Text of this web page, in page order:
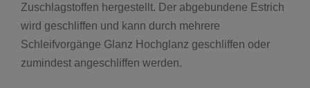
Zuschlagstoffen hergestellt. Der abgebundene Estrich
wird geschliffen und kann durch mehrere
Schleifvorgänge Glanz Hochglanz geschliffen oder
zumindest angeschliffen werden.